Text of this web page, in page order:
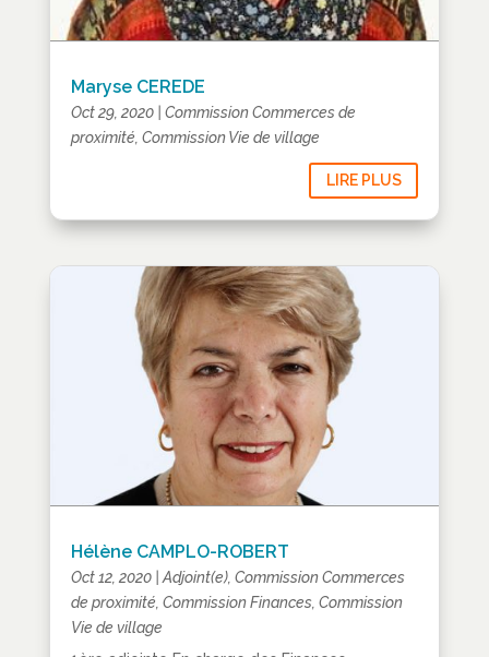
Maryse CEREDE
Oct 29, 2020| Commission Commerces de
proximité Commission Vie de village
LIRE PLUS
Hélène CAMPLO-ROBERT
Oct 12, 2020|Adjoint(e), Commission Commerces
de proximité, Commission Finances, Commission
Vie de village